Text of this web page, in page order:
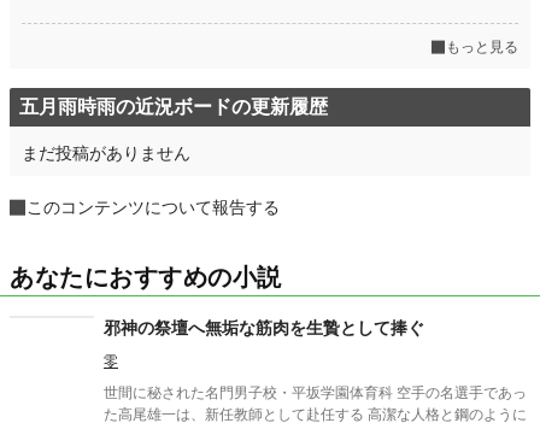
もっと見る
五月雨時雨の近況ボードの更新履歴
まだ投稿がありません
このコンテンツについて報告する
あなたにおすすめの小説
邪神の祭壇へ無垢な筋肉を生贄として捧ぐ
零
世間に秘された名門男子校・平坂学園体育科 空手の名選手であっ
た高尾雄一は、新任教師として赴任する 高潔な人格と鋼のように